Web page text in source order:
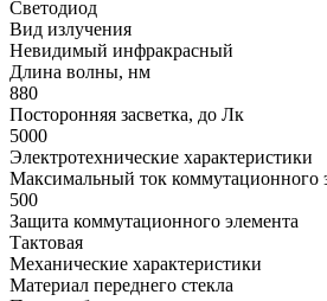
Светодиод
Вид излучения
Невидимый инфракрасный
Длина волны, нм
880
Посторонняя засветка, до Лк
5000
Электротехнические характеристики
Максимальный ток коммутационного
500
Защита коммутационного элемента
Тактовая
Механические характеристики
Материал переднего стекла